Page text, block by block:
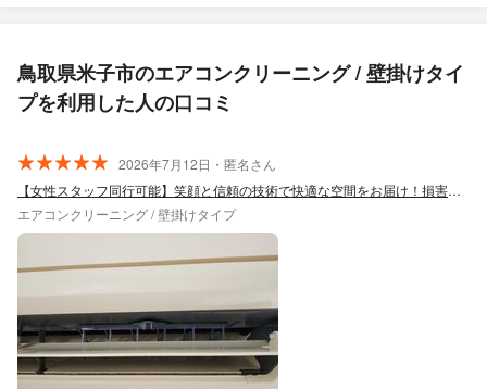
鳥取県米子市のエアコンクリーニング / 壁掛けタイ
プを利用した人の口コミ
2026年7月12日・匿名さん
【女性スタッフ同行可能】笑顔と信頼の技術で快適な空間をお届け！損害保険加入済◎
エアコンクリーニング / 壁掛けタイプ